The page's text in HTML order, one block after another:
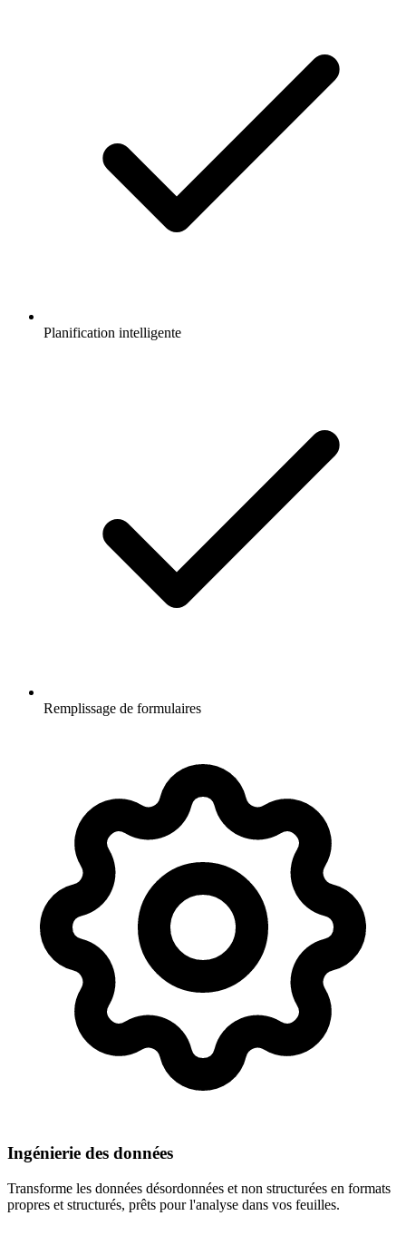
Planification intelligente
Remplissage de formulaires
Ingénierie des données
Transforme les données désordonnées et non structurées en formats
propres et structurés, prêts pour l'analyse dans vos feuilles.